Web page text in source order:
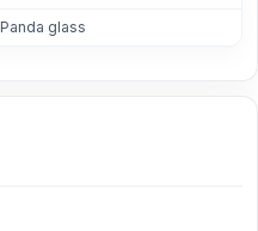
Panda glass